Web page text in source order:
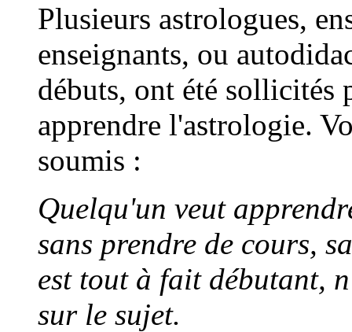
Plusieurs astrologues,
enseignants, ou
débuts, ont été sollicités
apprendre l'astrologie.
soumis :
Quelqu'un veut
sans prendre de cours,
est tout à fait débutant,
sur le sujet.